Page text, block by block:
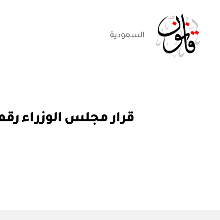
السعودية
التصنيفاتقر